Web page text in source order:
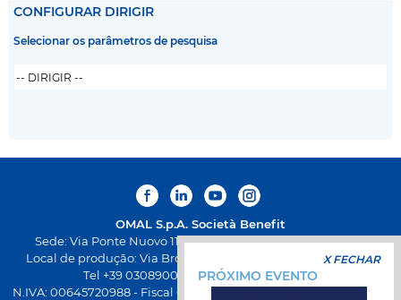
CONFIGURAR DIRIGIR
Selecionar os parâmetros de pesquisa
OMAL S.p.A. Società Benefit
Sede: Via Ponte Nuovo 11, Rodengo Saiano (Brescia) Itália
Local de produção: Via Brognolo 12, Passirano (Brescia) Itália
Tel +39 0308900145 Fax +39 0308900423
N.IVA: 00645720988 - Fiscal Code: 01661640175 - Iscrição REA BS-
X FECHAR
PRÓXIMO EVENTO